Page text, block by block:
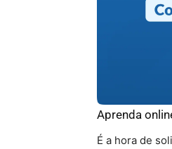
Aprenda
É a hora de